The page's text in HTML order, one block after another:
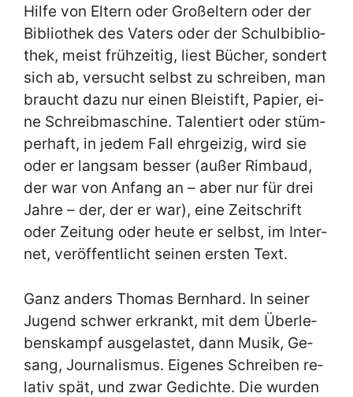
Hil­fe von El­tern oder Groß­el­tern oder der
Bi­blio­thek des Va­ters oder der Schul­bi­blio­
thek, meist früh­zei­tig, liest Bü­cher, son­dert
sich ab, ver­sucht selbst zu schrei­ben, man
braucht da­zu nur ei­nen Blei­stift, Pa­pier, ei­
ne Schreib­ma­schi­ne. Ta­len­tiert oder stüm­
per­haft, in je­dem Fall ehr­gei­zig, wird sie
oder er lang­sam bes­ser (au­ßer Rim­baud,
der war von An­fang an – aber nur für drei
Jah­re – der, der er war), ei­ne Zeit­schrift
oder Zei­tung oder heu­te er selbst, im In­ter­
net, ver­öf­fent­licht sei­nen er­sten Text.
Ganz an­ders Tho­mas Bern­hard. In sei­ner
Ju­gend schwer er­krankt, mit dem Über­le­
bens­kampf aus­ge­la­stet, dann Mu­sik, Ge­
sang, Jour­na­lis­mus. Ei­ge­nes Schrei­ben re­
la­tiv spät, und zwar Ge­dich­te. Die wur­den